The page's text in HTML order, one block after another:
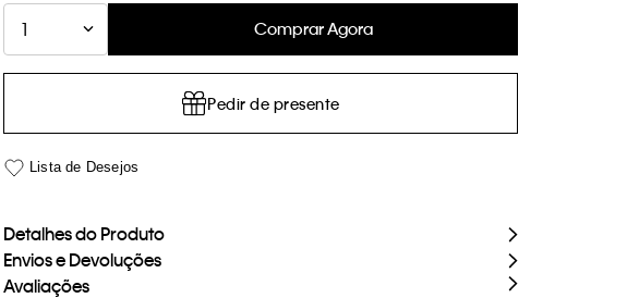
1 Comprar Agora
Pedir de presente
Detalhes do Produto
Envios e Devoluções
Avaliações